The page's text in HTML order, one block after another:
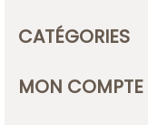
CATÉGORIES
MON COMPTE